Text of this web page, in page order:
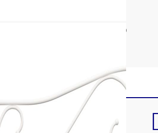
см (Ш x Д) (матрак не е включен)